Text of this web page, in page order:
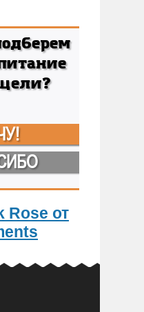
Rose от